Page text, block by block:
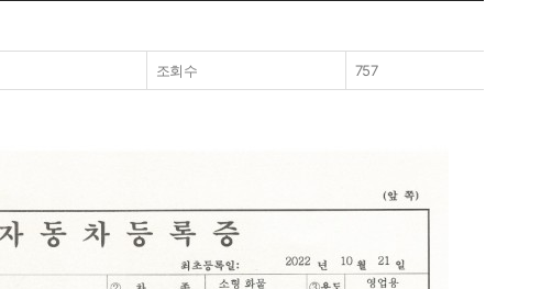
조회수 757